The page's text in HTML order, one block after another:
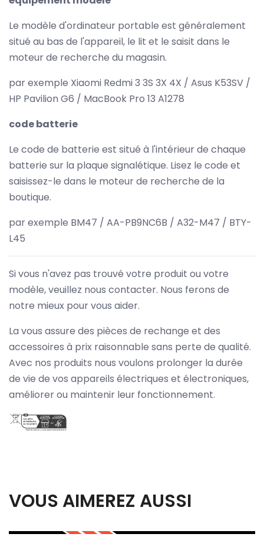
Le modèle d'ordinateur portable est généralement
situé au bas de l'appareil, le lit et le saisit dans le
moteur de recherche du magasin.
par exemple Xiaomi Redmi 3 3S 3X 4X / Asus K53SV /
HP Pavilion G6 / MacBook Pro 13 A1278
code batterie
Le code de batterie est situé à l'intérieur de chaque
batterie sur la plaque signalétique. Lisez le code et
saisissez-le dans le moteur de recherche de la
boutique.
par exemple BM47 / AA-PB9NC6B / A32-M47 / BTY-
L45
Si vous n'avez pas trouvé votre produit ou votre
modèle, veuillez nous contacter. Nous ferons de
notre mieux pour vous aider.
La vous assure des pièces de rechange et des
accessoires à prix raisonnable sans perte de qualité.
Avec nos produits nous voulons prolonger la durée
de vie de vos appareils électriques et électroniques,
améliorer ou maintenir leur fonctionnement.
VOUS AIMEREZ AUSSI